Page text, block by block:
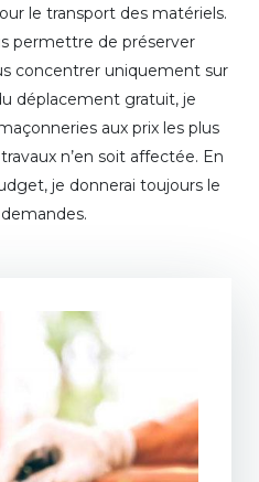
le transport des matériels.
permettre de préserver
concentrer uniquement sur
déplacement gratuit, je
aux prix les plus
n’en soit affectée. En
je donnerai toujours le